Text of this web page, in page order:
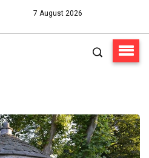
7 August 2026